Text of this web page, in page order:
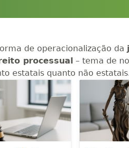
de operacionalização da
processual – tema de
estatais quanto não